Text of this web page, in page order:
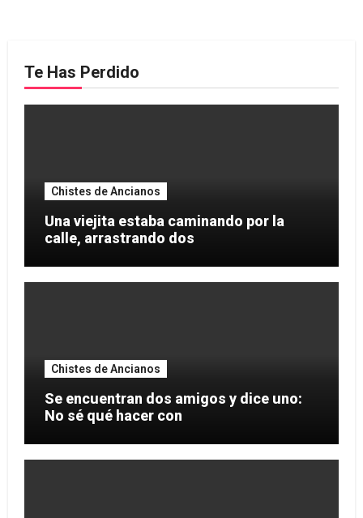
Te Has Perdido
Chistes de Ancianos
Una viejita estaba caminando por la
calle, arrastrando dos
Chistes de Ancianos
Se encuentran dos amigos y dice uno:
No sé qué hacer con